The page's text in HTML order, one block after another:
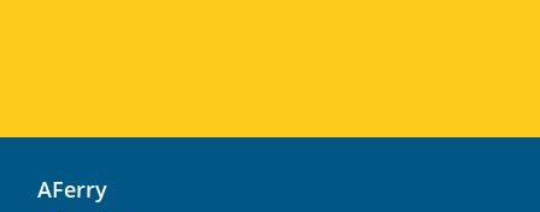
AFerry